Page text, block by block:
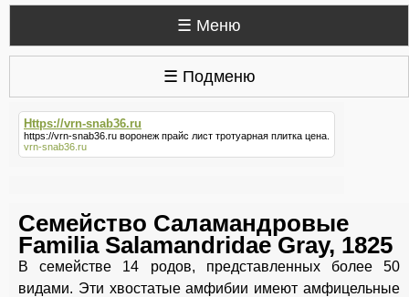
☰ Меню
☰ Подменю
Https://vrn-snab36.ru
https://vrn-snab36.ru воронеж прайс лист тротуарная плитка цена.
vrn-snab36.ru
Семейство Саламандровые
Familia Salamandridae Gray, 1825
В семействе 14 родов, представленных более 50
видами. Эти хвостатые амфибии имеют амфицельные